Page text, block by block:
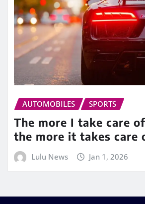
AUTOMOBILES SPORTS
The more I take care
the more it takes care
Lulu News Jan 1, 2026